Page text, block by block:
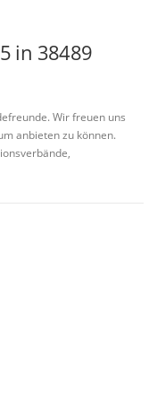
in 38489
Wir freuen uns
anbieten zu können.